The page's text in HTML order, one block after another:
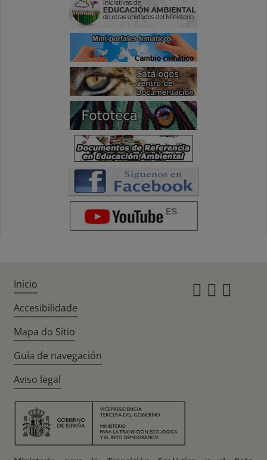
Inicio
Accesibilidade
Mapa do Sitio
Guía de navegación
Aviso legal